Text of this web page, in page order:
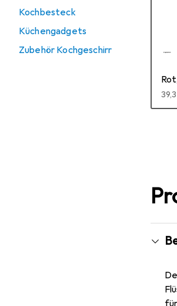
Kochbesteck
Küchengadgets
Zubehör Kochgeschirr
EUR